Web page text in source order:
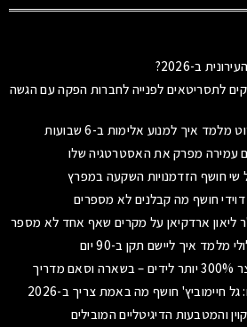
ב-2026?
לתסריטאים לפנייה לחברות הפקה עם הגשה
איך למנוע אלימות ב-6 שבועות
ליאון ארדקיאן על מקרים שאף אחד לא מספר